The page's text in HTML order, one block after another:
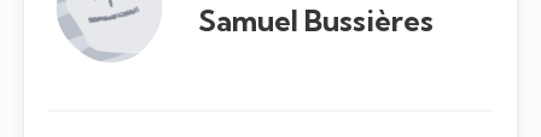
Samuel Bussières